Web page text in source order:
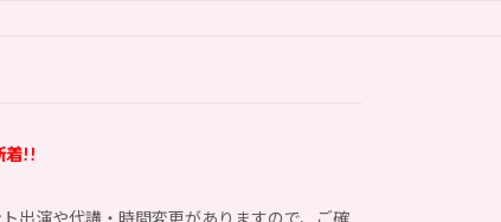
着!!
出演や代講・時間変更がありますので、ご確